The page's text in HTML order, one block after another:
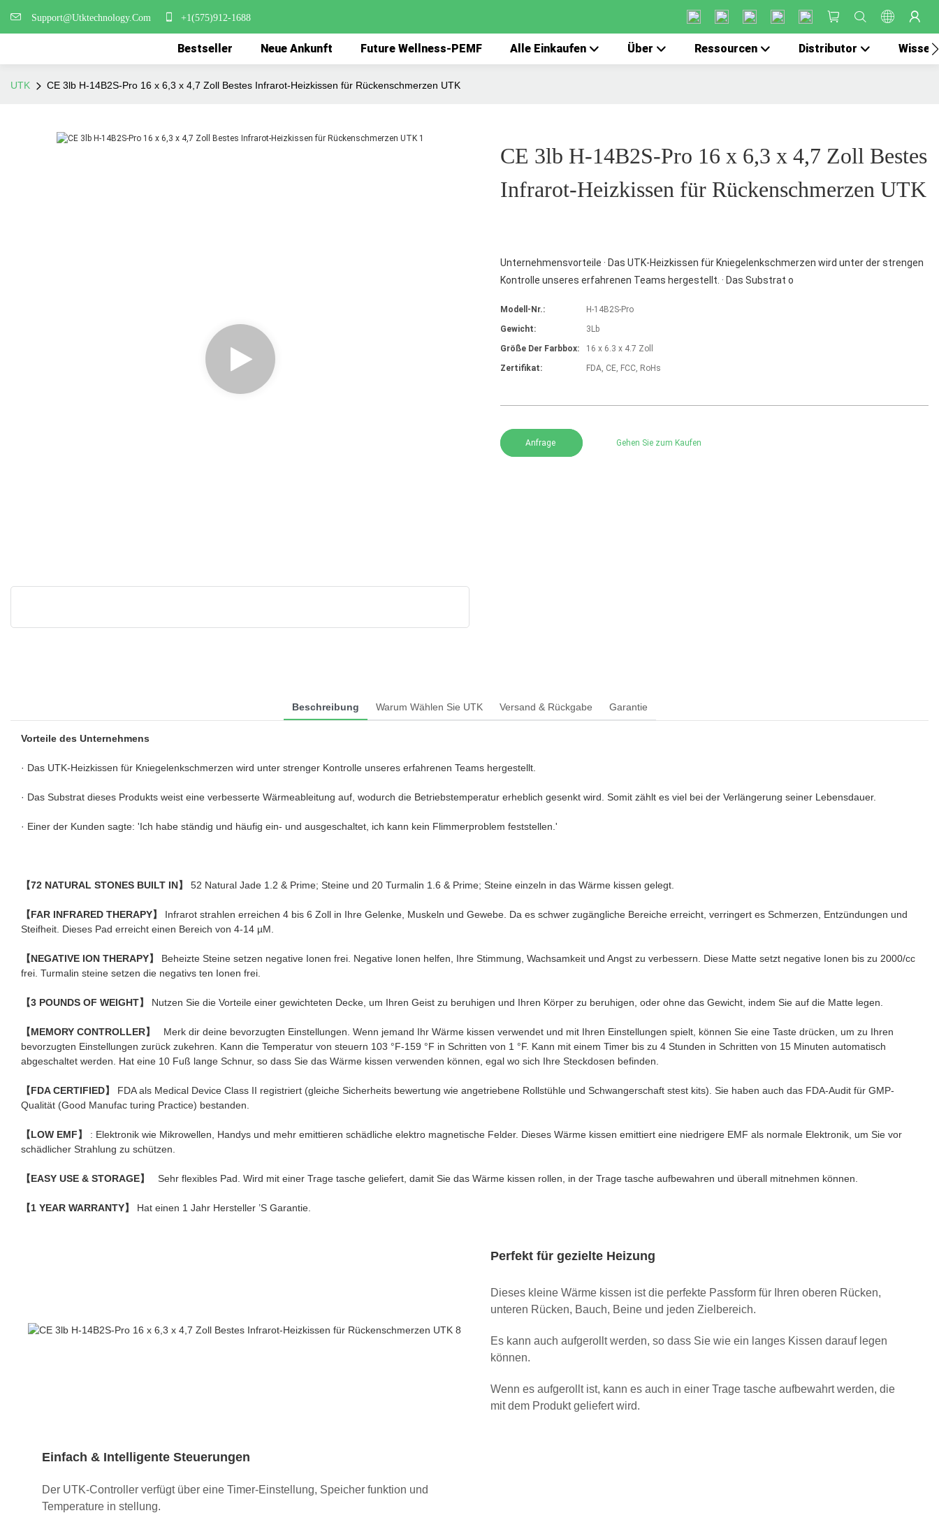
Support@Utktechnology.Com +1(575)912-1688
Bestseller Neue Ankunft Future Wellness-PEMF Alle Einkaufen Über Ressourcen Distributor Wissen
UTK CE 3lb H-14B2S-Pro 16 x 6,3 x 4,7 Zoll Bestes Infrarot-Heizkissen für Rückenschmerzen UTK
CE 3lb H-14B2S-Pro 16 x 6,3 x 4,7 Zoll Bestes
Infrarot-Heizkissen für Rückenschmerzen UTK
Unternehmensvorteile · Das UTK-Heizkissen für Kniegelenkschmerzen wird unter der strengen
Kontrolle unseres erfahrenen Teams hergestellt. · Das Substrat o
Modell-Nr.:
H-14B2S-Pro
Gewicht:
3Lb
Größe Der Farbbox:
16 x 6.3 x 4.7 Zoll
Zertifikat:
FDA, CE, FCC, RoHs
Anfrage Gehen Sie zum Kaufen
Beschreibung Warum Wählen Sie UTK Versand & Rückgabe Garantie
Vorteile des Unternehmens
· Das UTK-Heizkissen für Kniegelenkschmerzen wird unter strenger Kontrolle unseres erfahrenen Teams hergestellt.
· Das Substrat dieses Produkts weist eine verbesserte Wärmeableitung auf, wodurch die Betriebstemperatur erheblich gesenkt wird. Somit zählt es viel bei der Verlängerung seiner Lebensdauer.
· Einer der Kunden sagte: 'Ich habe ständig und häufig ein- und ausgeschaltet, ich kann kein Flimmerproblem feststellen.'
【72 NATURAL STONES BUILT IN】 52 Natural Jade 1.2 & Prime; Steine und 20 Turmalin 1.6 & Prime; Steine einzeln in das Wärme kissen gelegt.
【FAR INFRARED THERAPY】 Infrarot strahlen erreichen 4 bis 6 Zoll in Ihre Gelenke, Muskeln und Gewebe. Da es schwer zugängliche Bereiche erreicht, verringert es Schmerzen, Entzündungen und
Steifheit. Dieses Pad erreicht einen Bereich von 4-14 µM.
【NEGATIVE ION THERAPY】 Beheizte Steine setzen negative Ionen frei. Negative Ionen helfen, Ihre Stimmung, Wachsamkeit und Angst zu verbessern. Diese Matte setzt negative Ionen bis zu 2000/cc
frei. Turmalin steine setzen die negativs ten Ionen frei.
【3 POUNDS OF WEIGHT】 Nutzen Sie die Vorteile einer gewichteten Decke, um Ihren Geist zu beruhigen und Ihren Körper zu beruhigen, oder ohne das Gewicht, indem Sie auf die Matte legen.
【MEMORY CONTROLLER】
Merk dir deine bevorzugten Einstellungen. Wenn jemand Ihr Wärme kissen verwendet und mit Ihren Einstellungen spielt, können Sie eine Taste drücken, um zu Ihren
bevorzugten Einstellungen zurück zukehren. Kann die Temperatur von steuern 103 °F-159 °F in Schritten von 1 °F. Kann mit einem Timer bis zu 4 Stunden in Schritten von 15 Minuten automatisch
abgeschaltet werden. Hat eine 10 Fuß lange Schnur, so dass Sie das Wärme kissen verwenden können, egal wo sich Ihre Steckdosen befinden.
【FDA CERTIFIED】 FDA als Medical Device Class II registriert (gleiche Sicherheits bewertung wie angetriebene Rollstühle und Schwangerschaft stest kits). Sie haben auch das FDA-Audit für GMP-
Qualität (Good Manufac turing Practice) bestanden.
【LOW EMF】 : Elektronik wie Mikrowellen, Handys und mehr emittieren schädliche elektro magnetische Felder. Dieses Wärme kissen emittiert eine niedrigere EMF als normale Elektronik, um Sie vor
schädlicher Strahlung zu schützen.
【EASY USE & STORAGE】 Sehr flexibles Pad. Wird mit einer Trage tasche geliefert, damit Sie das Wärme kissen rollen, in der Trage tasche aufbewahren und überall mitnehmen können.
【1 YEAR WARRANTY】 Hat einen 1 Jahr Hersteller ’S Garantie.
Perfekt für gezielte Heizung
Dieses kleine Wärme kissen ist die perfekte Passform für Ihren oberen Rücken,
unteren Rücken, Bauch, Beine und jeden Zielbereich.
Es kann auch aufgerollt werden, so dass Sie wie ein langes Kissen darauf legen
können.
Wenn es aufgerollt ist, kann es auch in einer Trage tasche aufbewahrt werden, die
mit dem Produkt geliefert wird.
Einfach & Intelligente Steuerungen
Der UTK-Controller verfügt über eine Timer-Einstellung, Speicher funktion und
Temperature in stellung.